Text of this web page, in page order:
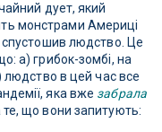
дует, який
монстрами Америці
спустошив людство. Це
а) грибок-зомбі, на
людство в цей час все
яка вже забрала
що вони запитують: